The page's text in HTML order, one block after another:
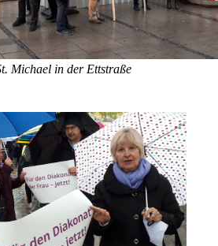
Michael in der Ettstraße